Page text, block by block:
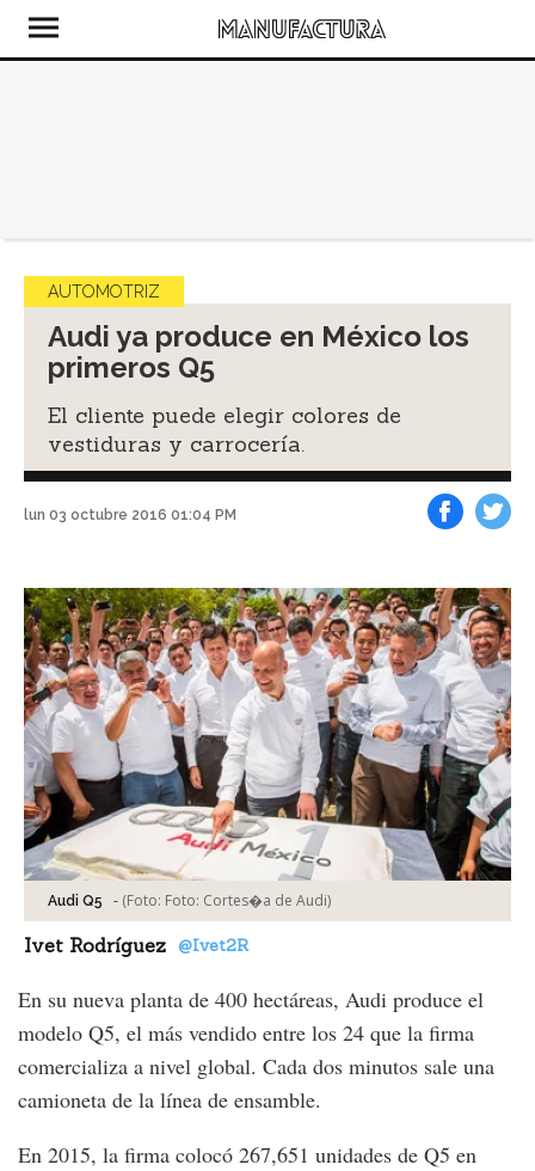
AUTOMOTRIZ
Audi ya produce en México los
primeros Q5
El cliente puede elegir colores de
vestiduras y carrocería.
lun 03 octubre 2016 01:04 PM
Audi Q5 - (Foto: Foto: Cortes�a de Audi)
Ivet Rodríguez @Ivet2R
En su nueva planta de 400 hectáreas, Audi produce el
modelo Q5, el más vendido entre los 24 que la firma
comercializa a nivel global. Cada dos minutos sale una
camioneta de la línea de ensamble.
En 2015, la firma colocó 267,651 unidades de Q5 en